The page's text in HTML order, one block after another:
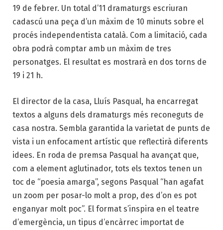
19 de febrer. Un total d’11 dramaturgs escriuran
cadascú una peça d’un màxim de 10 minuts sobre el
procés independentista català. Com a limitació, cada
obra podrà comptar amb un màxim de tres
personatges. El resultat es mostrarà en dos torns de
19 i 21 h.
El director de la casa, Lluís Pasqual, ha encarregat
textos a alguns dels dramaturgs més reconeguts de
casa nostra. Sembla garantida la varietat de punts de
vista i un enfocament artístic que reflectirà diferents
idees. En roda de premsa Pasqual ha avançat que,
com a element aglutinador, tots els textos tenen un
toc de “poesia amarga”, segons Pasqual “han agafat
un zoom per posar-lo molt a prop, des d’on es pot
enganyar molt poc”. El format s’inspira en el teatre
d’emergència, un tipus d’encàrrec importat de